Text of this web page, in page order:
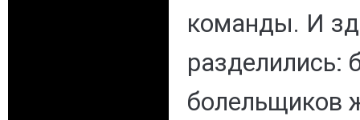
команды. И
разделились:
болельщиков